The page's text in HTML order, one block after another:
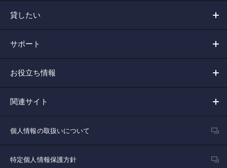
貸したい
サポート
お役立ち情報
関連サイト
個人情報の取扱いについて
特定個人情報保護方針